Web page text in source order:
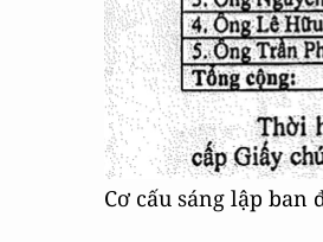
Cơ cấu sáng lập ban